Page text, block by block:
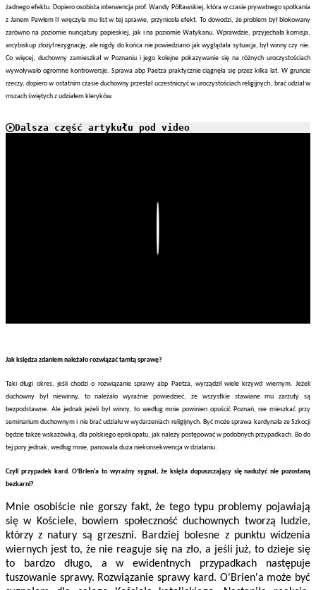
żadnego efektu. Dopiero osobista interwencja prof. Wandy Półtawskiej, która w czasie prywatnego spotkania
z Janem Pawłem II wręczyła mu list w tej sprawie, przyniosła efekt. To dowodzi, że problem był blokowany
zarówno na poziomie nuncjatury papieskiej, jak i na poziomie Watykanu. Wprawdzie, przyjechała komisja,
arcybiskup złożył rezygnację, ale nigdy do końca nie powiedziano jak wyglądała sytuacja, był winny czy nie.
Co więcej, duchowny zamieszkał w Poznaniu i jego kolejne pokazywanie się na różnych uroczystościach
wywoływało ogromne kontrowersje. Sprawa abp Paetza praktycznie ciągnęła się przez kilka lat. W gruncie
rzeczy, dopiero w ostatnim czasie duchowny przestał uczestniczyć w uroczystościach religijnych, brać udział w
mszach świętych z udziałem kleryków.
Dalsza część artykułu pod video
Jak księdza zdaniem należało rozwiązać tamtą sprawę?
Taki długi okres, jeśli chodzi o rozwiązanie sprawy abp Paetza, wyrządził wiele krzywd wiernym. Jeżeli
duchowny był niewinny, to należało wyraźnie powiedzieć, że wszystkie stawiane mu zarzuty są
bezpodstawne. Ale jednak jeżeli był winny, to według mnie powinien opuścić Poznań, nie mieszkać przy
seminarium duchownym i nie brać udziału w wydarzeniach religijnych. Być może sprawa kardynała ze Szkocji
będzie także wskazówką, dla polskiego episkopatu, jak należy postępować w podobnych przypadkach. Bo do
tej pory jednak, według mnie, panowała duża niekonsekwencja w działaniu.
Czyli przypadek kard. O'Brien'a to wyraźny sygnał, że księża dopuszczający się nadużyć nie pozostaną
bezkarni?
Mnie osobiście nie gorszy fakt, że tego typu problemy pojawiają
się w Kościele, bowiem społeczność duchownych tworzą ludzie,
którzy z natury są grzeszni. Bardziej bolesne z punktu widzenia
wiernych jest to, że nie reaguje się na zło, a jeśli już, to dzieje się
to bardzo długo, a w ewidentnych przypadkach następuje
tuszowanie sprawy. Rozwiązanie sprawy kard. O'Brien'a może być